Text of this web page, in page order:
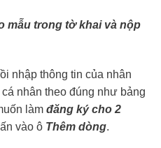
mẫu trong tờ khai và nộp
nhập thông tin của nhân
nhân theo đúng như bảng
làm đăng ký cho 2
vào ô Thêm dòng.